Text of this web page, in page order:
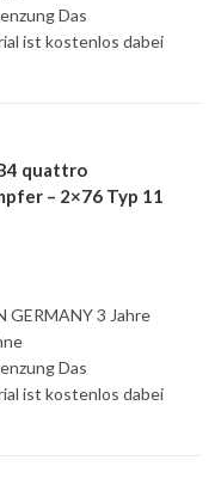
Das
ist kostenlos dabei
quattro
– 2×76 Typ 11
GERMANY 3 Jahre
Das
ist kostenlos dabei